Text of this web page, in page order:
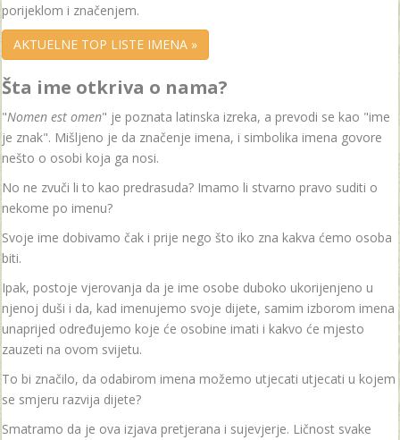
porijeklom i značenjem.
AKTUELNE TOP LISTE IMENA »
Šta ime otkriva o nama?
"Nomen est omen" je poznata latinska izreka, a prevodi se kao "ime
je znak". Mišljeno je da značenje imena, i simbolika imena govore
nešto o osobi koja ga nosi.
No ne zvuči li to kao predrasuda? Imamo li stvarno pravo suditi o
nekome po imenu?
Svoje ime dobivamo čak i prije nego što iko zna kakva ćemo osoba
biti.
Ipak, postoje vjerovanja da je ime osobe duboko ukorijenjeno u
njenoj duši i da, kad imenujemo svoje dijete, samim izborom imena
unaprijed određujemo koje će osobine imati i kakvo će mjesto
zauzeti na ovom svijetu.
To bi značilo, da odabirom imena možemo utjecati utjecati u kojem
se smjeru razvija dijete?
Smatramo da je ova izjava pretjerana i sujevjerje. Ličnost svake